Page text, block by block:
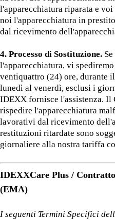
l'apparecchiatura riparata e
noi l'apparecchiatura in
dal ricevimento
4. Processo di Sostituzione.
l'apparecchiatura, vi
ventiquattro (24) ore, durante
lunedì al venerdì, esclusi i
IDEXX fornisce l'assistenza. Il
rispedire l'apparecchiatura
lavorativi dal ricevimento
restituzioni ritardate sono
giornaliere alla nostra tariffa
IDEXXCare Plus /
(EMA)
I seguenti Termini Specifici